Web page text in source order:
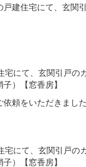
建住宅にて、玄関
頼をいただきまし